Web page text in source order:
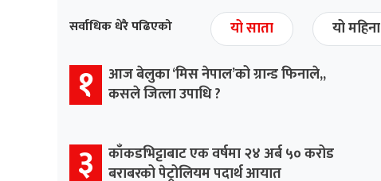
सर्वाधिक धेरै पढिएको यो साता यो महिना
१
आज बेलुका ‘मिस नेपाल’को ग्रान्ड फिनाले,,
कसले जित्ला उपाधि ?
३
काँकडभिट्टाबाट एक वर्षमा २४ अर्ब ५० करोड
बराबरको पेट्रोलियम पदार्थ आयात